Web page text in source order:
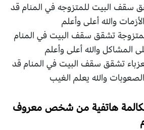
سقف البيت للمتزوجه في المنام قد
والله أعلى وأعلم
تشقق سقف البيت في المنام
المشاكل والله أعلى وأعلم
تشقق سقف البيت في المنام قد
والله يعلم الغيب
هاتفية من شخص معروف